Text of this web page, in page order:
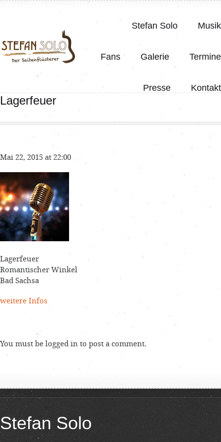
Stefan Solo Musik
Fans Galerie Termine
Presse Kontakt
Lagerfeuer
Mai 22, 2015 at 22:00
Lagerfeuer
Romantischer Winkel
Bad Sachsa
weitere Infos
You must be logged in to post a comment.
Stefan Solo